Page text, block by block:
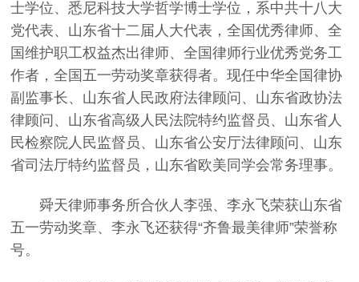
士学位、悉尼科技大学哲学博士学位，系中共十八大
党代表、山东省十二届人大代表，全国优秀律师、全
国维护职工权益杰出律师、全国律师行业优秀党务工
作者，全国五一劳动奖章获得者。现任中华全国律协
副监事长、山东省人民政府法律顾问、山东省政协法
律顾问、山东省高级人民法院特约监督员、山东省人
民检察院人民监督员、山东省公安厅法律顾问、山东
省司法厅特约监督员，山东省欧美同学会常务理事。
舜天律师事务所合伙人李强、李永飞荣获山东省
五一劳动奖章、李永飞还获得“齐鲁最美律师”荣誉称
号。